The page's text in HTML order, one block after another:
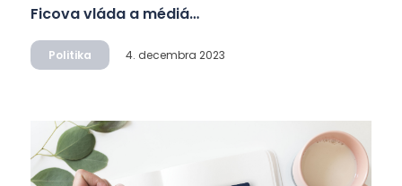
Ficova vláda a médiá…
Politika 4. decembra 2023